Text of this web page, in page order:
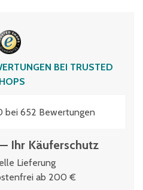
BEI TRUSTED
652 Bewertungen
Ihr Käuferschutz
Lieferung
ab 200 €